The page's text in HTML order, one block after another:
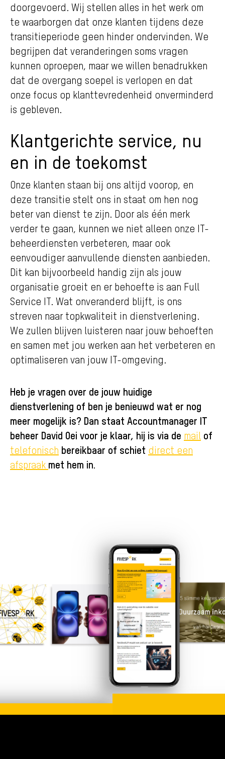
doorgevoerd. Wij stellen alles in het werk om
te waarborgen dat onze klanten tijdens deze
transitieperiode geen hinder ondervinden. We
begrijpen dat veranderingen soms vragen
kunnen oproepen, maar we willen benadrukken
dat de overgang soepel is verlopen en dat
onze focus op klanttevredenheid onverminderd
is gebleven.
Klantgerichte service, nu
en in de toekomst
Onze klanten staan bij ons altijd voorop, en
deze transitie stelt ons in staat om hen nog
beter van dienst te zijn. Door als één merk
verder te gaan, kunnen we niet alleen onze IT-
beheerdiensten verbeteren, maar ook
eenvoudiger aanvullende diensten aanbieden.
Dit kan bijvoorbeeld handig zijn als jouw
organisatie groeit en er behoefte is aan Full
Service IT. Wat onveranderd blijft, is ons
streven naar topkwaliteit in dienstverlening.
We zullen blijven luisteren naar jouw behoeften
en samen met jou werken aan het verbeteren en
optimaliseren van jouw IT-omgeving.
Heb je vragen over de jouw huidige
dienstverlening of ben je benieuwd wat er nog
meer mogelijk is? Dan staat Accountmanager IT
beheer David Oei voor je klaar, hij is via de mail of
telefonisch bereikbaar of schiet direct een
afspraak met hem in.